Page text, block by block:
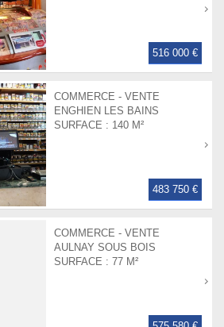
516 000 €
COMMERCE - VENTE
ENGHIEN LES BAINS
SURFACE : 140 M²
483 750 €
COMMERCE - VENTE
AULNAY SOUS BOIS
SURFACE : 77 M²